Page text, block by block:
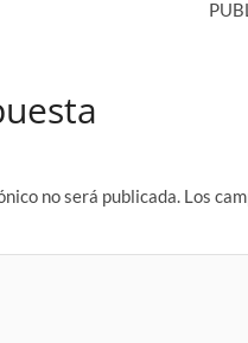
no será publicada. Los